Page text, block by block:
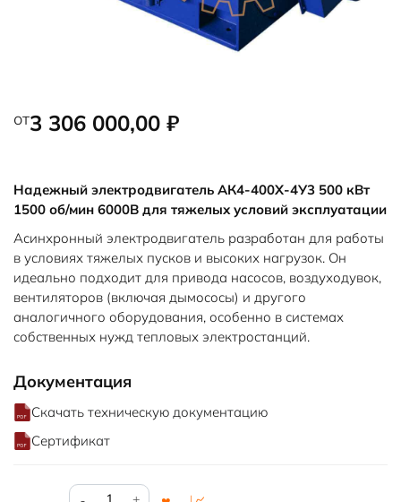
от3 306 000,00 ₽
Надежный электродвигатель АК4-400Х-4У3 500 кВт
1500 об/мин 6000В для тяжелых условий эксплуатации
Асинхронный электродвигатель разработан для работы
в условиях тяжелых пусков и высоких нагрузок. Он
идеально подходит для привода насосов, воздуходувок,
вентиляторов (включая дымососы) и другого
аналогичного оборудования, особенно в системах
собственных нужд тепловых электростанций.
Документация
Скачать техническую документацию
Сертификат
Количество